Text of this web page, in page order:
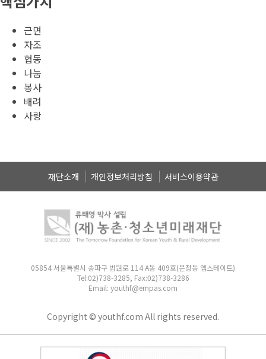
근면
자조
협동
나눔
봉사
배려
사랑
재단소개 개인정보처리방침 서비스이용약관
05854 서울특별시 송파구 법원로 114 A동 409호(문정동 엠스테이트)
Tel:02)738-3285, Fax:02)738-3286
Email: youthf@empas.com
Copyright © youthf.com All rights reserved.